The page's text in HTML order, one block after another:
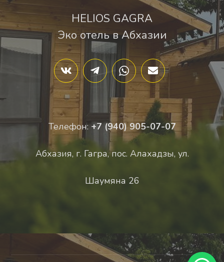
HELIOS GAGRA
Эко отель в Абхазии
Телефон:+7 (940) 905-07-07
Абхазия, г. Гагра, пос. Алахадзы, ул.
Шаумяна 26